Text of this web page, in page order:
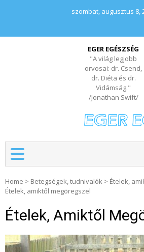
szombat, augusztus 8,
EGER EGÉSZSÉG
"A világ legjobb
orvosai: dr. Csend,
dr. Diéta és dr.
Vidámság."
/Jonathan Swift/
Home > Betegségek, tudnivalók > Ételek,
Ételek, amiktől megöregszel
Ételek, Amiktől